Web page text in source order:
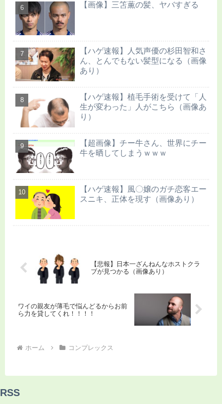
【画像】三笘薫の髪、ヤバすぎる
【ハゲ速報】人気声優の杉田智和さ
ん、とんでもない髪型になる（画像
あり）
【ハゲ速報】植毛手術を受けて「人
生が変わった」人がこちら（画像あ
り）
【超画像】チー牛さん、世界にチー
牛を晒してしまうｗｗｗ
【ハゲ速報】風〇嬢のガチ恋客エー
スニキ、正体を現す（画像あり）
【悲報】日本一ざんねんなホストクラ
ブが見つかる（画像あり）
ワイの親友が薄毛で悩んどるからお前
ら力を貸してくれ！！！！
ホーム コンプレックス
RSS